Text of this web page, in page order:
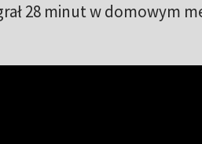
28 minut w domowym